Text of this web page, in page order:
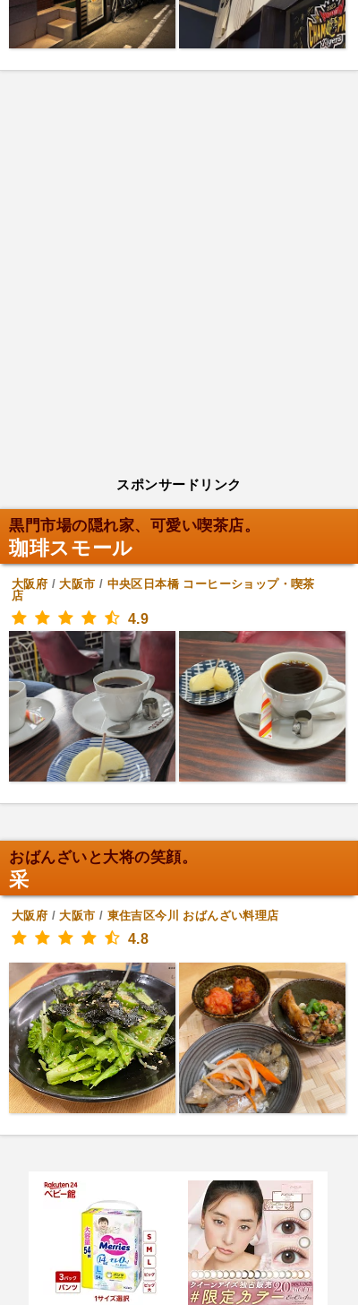
スポンサードリンク
黒門市場の隠れ家、可愛い喫茶店。
珈琲スモール
大阪府 /大阪市 / 中央区日本橋 コーヒーショップ・喫茶
店
4.9
おばんざいと大将の笑顔。
采
大阪府 /大阪市 / 東住吉区今川 おばんざい料理店
4.8